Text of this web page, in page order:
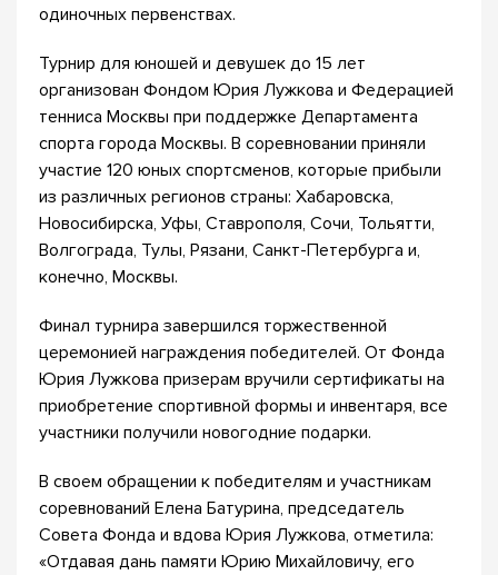
одиночных первенствах.
Турнир для юношей и девушек до 15 лет
организован Фондом Юрия Лужкова и Федерацией
тенниса Москвы при поддержке Департамента
спорта города Москвы. В соревновании приняли
участие 120 юных спортсменов, которые прибыли
из различных регионов страны: Хабаровска,
Новосибирска, Уфы, Ставрополя, Сочи, Тольятти,
Волгограда, Тулы, Рязани, Санкт-Петербурга и,
конечно, Москвы.
Финал турнира завершился торжественной
церемонией награждения победителей. От Фонда
Юрия Лужкова призерам вручили сертификаты на
приобретение спортивной формы и инвентаря, все
участники получили новогодние подарки.
В своем обращении к победителям и участникам
соревнований Елена Батурина, председатель
Совета Фонда и вдова Юрия Лужкова, отметила:
«Отдавая дань памяти Юрию Михайловичу, его